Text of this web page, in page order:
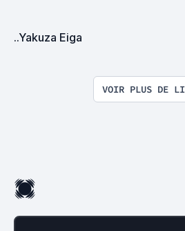
..Yakuza Eiga
VOIR PLUS DE